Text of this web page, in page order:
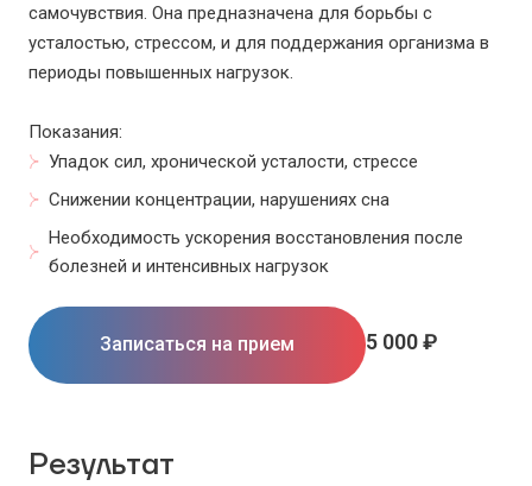
самочувствия. Она предназначена для борьбы с
усталостью, стрессом, и для поддержания организма в
периоды повышенных нагрузок.
Показания:
Упадок сил, хронической усталости, стрессе
Снижении концентрации, нарушениях сна
Необходимость ускорения восстановления после
болезней и интенсивных нагрузок
Записаться на прием 5 000 ₽
Результат